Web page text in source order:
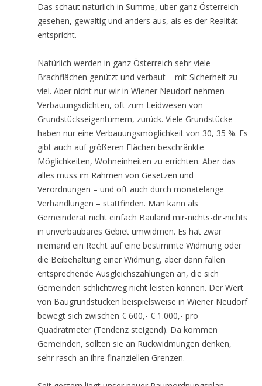
Das schaut natürlich in Summe, über ganz Österreich
gesehen, gewaltig und anders aus, als es der Realität
entspricht.
Natürlich werden in ganz Österreich sehr viele
Brachflächen genützt und verbaut – mit Sicherheit zu
viel. Aber nicht nur wir in Wiener Neudorf nehmen
Verbauungsdichten, oft zum Leidwesen von
Grundstückseigentümern, zurück. Viele Grundstücke
haben nur eine Verbauungsmöglichkeit von 30, 35 %. Es
gibt auch auf größeren Flächen beschränkte
Möglichkeiten, Wohneinheiten zu errichten. Aber das
alles muss im Rahmen von Gesetzen und
Verordnungen – und oft auch durch monatelange
Verhandlungen – stattfinden. Man kann als
Gemeinderat nicht einfach Bauland mir-nichts-dir-nichts
in unverbaubares Gebiet umwidmen. Es hat zwar
niemand ein Recht auf eine bestimmte Widmung oder
die Beibehaltung einer Widmung, aber dann fallen
entsprechende Ausgleichszahlungen an, die sich
Gemeinden schlichtweg nicht leisten können. Der Wert
von Baugrundstücken beispielsweise in Wiener Neudorf
bewegt sich zwischen € 600,- € 1.000,- pro
Quadratmeter (Tendenz steigend). Da kommen
Gemeinden, sollten sie an Rückwidmungen denken,
sehr rasch an ihre finanziellen Grenzen.